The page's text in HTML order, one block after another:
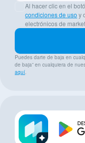
Al hacer clic en el
condiciones de uso y
electrónicos de
Puedes darte de baja en
de baja” en cualquiera de
aquí.